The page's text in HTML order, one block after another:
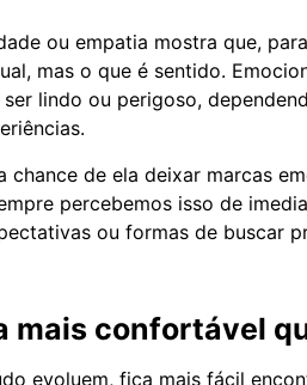
ou empatia mostra que,
mas o que é sentido.
lindo ou perigoso,
chance de ela deixar marcas
percebemos isso de
ou formas de buscar
mais confortável
evoluem, fica mais fácil